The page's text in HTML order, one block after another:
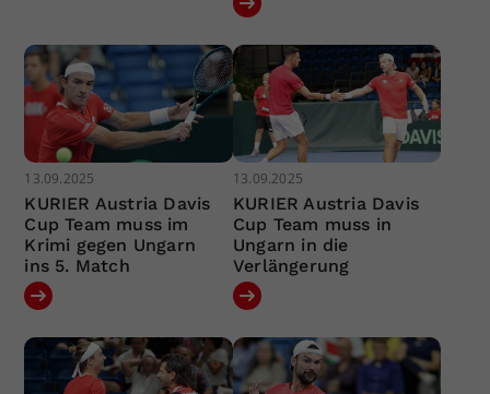
13.09.2025
KURIER Austria Davis
Cup Team muss im
Krimi gegen Ungarn
ins 5. Match
13.09.2025
KURIER Austria Davis
Cup Team muss in
Ungarn in die
Verlängerung